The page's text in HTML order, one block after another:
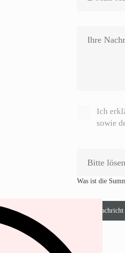
Ich
sowie
Was ist die